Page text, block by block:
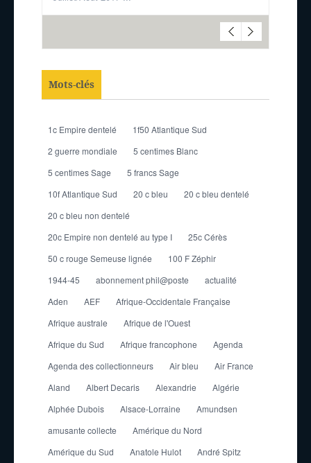
Mots-clés
1c Empire dentelé
1f50 Atlantique Sud
2 guerre mondiale
5 centimes Blanc
5 centimes Sage
5 francs Sage
10f Atlantique Sud
20 c bleu
20 c bleu dentelé
20 c bleu non dentelé
20c Empire non dentelé au type I
25c Cérès
50 c rouge Semeuse lignée
100 F Zéphir
1944-45
abonnement phil@poste
actualité
Aden
AEF
Afrique-Occidentale Française
Afrique australe
Afrique de l'Ouest
Afrique du Sud
Afrique francophone
Agenda
Agenda des collectionneurs
Air bleu
Air France
Aland
Albert Decaris Alexandrie
Algérie
Alphée Dubois
Alsace-Lorraine
Amundsen
amusante collecte
Amérique du Nord
Amérique du Sud
Anatole Hulot
André Spitz